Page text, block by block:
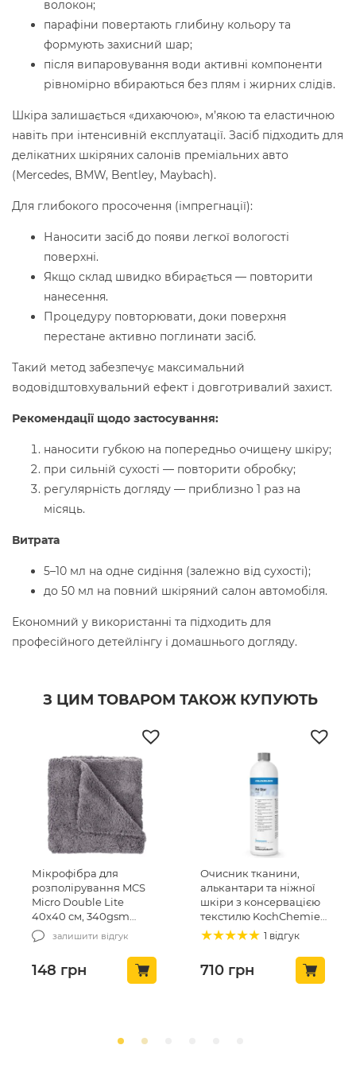
волокон;
парафіни повертають глибину кольору та
формують захисний шар;
після випаровування води активні компоненти
рівномірно вбираються без плям і жирних слідів.
Шкіра залишається «дихаючою», м’якою та еластичною
навіть при інтенсивній експлуатації. Засіб підходить для
делікатних шкіряних салонів преміальних авто
(Mercedes, BMW, Bentley, Maybach).
Для глибокого просочення (імпрегнації):
Наносити засіб до появи легкої вологості
поверхні.
Якщо склад швидко вбирається — повторити
нанесення.
Процедуру повторювати, доки поверхня
перестане активно поглинати засіб.
Такий метод забезпечує максимальний
водовідштовхувальний ефект і довготривалий захист.
Рекомендації щодо застосування:
наносити губкою на попередньо очищену шкіру;
при сильній сухості — повторити обробку;
регулярність догляду — приблизно 1 раз на
місяць.
Витрата
5–10 мл на одне сидіння (залежно від сухості);
до 50 мл на повний шкіряний салон автомобіля.
Економний у використанні та підходить для
професійного детейлінгу і домашнього догляду.
З ЦИМ ТОВАРОМ ТАКОЖ КУПУЮТЬ
Мікрофібра для
розполірування MCS
Micro Double Lite
40х40 см, 340gsm
(MCS-03/1)
залишити відгук
148 грн
Очисник тканини,
алькантари та ніжної
шкіри з консервацією
текстилю KochChemie
Pol Star 1л (619-1L-01)
1 відгук
710грн